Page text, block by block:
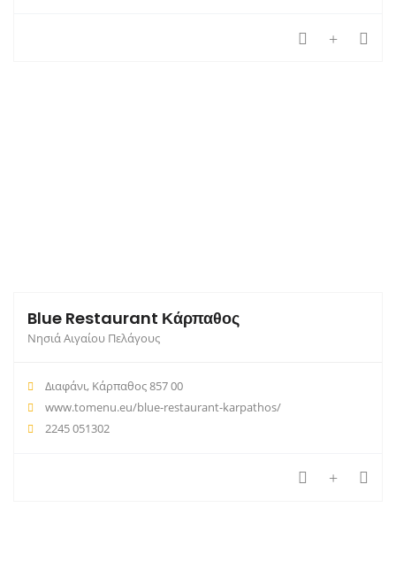
Blue Restaurant Κάρπαθος
Νησιά Αιγαίου Πελάγους
Διαφάνι, Κάρπαθος 857 00
www.tomenu.eu/blue-restaurant-karpathos/
2245 051302